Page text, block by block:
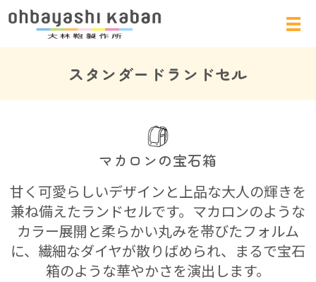
スタンダードランドセル
マカロンの宝石箱
甘く可愛らしいデザインと上品な大人の輝きを
兼ね備えたランドセルです。マカロンのような
カラー展開と柔らかい丸みを帯びたフォルム
に、繊細なダイヤが散りばめられ、まるで宝石
箱のような華やかさを演出します。